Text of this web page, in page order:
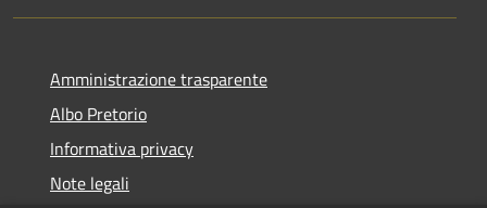
Amministrazione trasparente
Albo Pretorio
Informativa privacy
Note legali